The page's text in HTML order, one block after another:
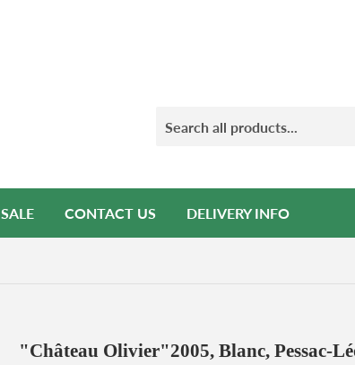
SALE CONTACT US DELIVERY INFO
"Château Olivier"2005, Blanc, Pessac-